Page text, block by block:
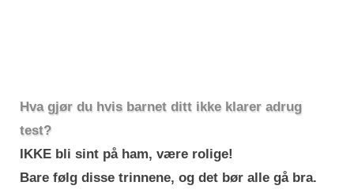
Hva gjør du hvis barnet ditt ikke klarer adrug
test?
IKKE bli sint på ham, være rolige!
Bare følg disse trinnene, og det bør alle gå bra.